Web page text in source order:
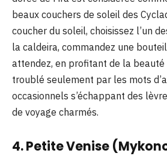
beaux couchers de soleil des
coucher du soleil, choisissez l’un
la caldeira, commandez une
attendez, en profitant de la beauté
troublé seulement par les mots
occasionnels s’échappant des
de voyage charmés.
4. Petite Venise